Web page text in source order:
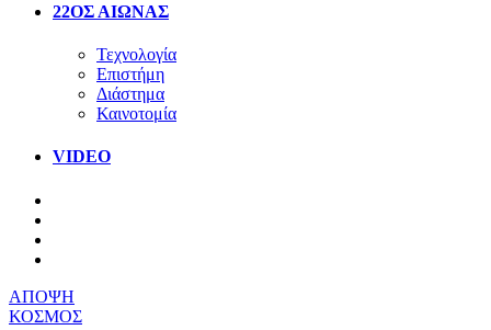
22ΟΣ ΑΙΩΝΑΣ
Τεχνολογία
Επιστήμη
Διάστημα
Καινοτομία
VIDEO
ΑΠΟΨΗ
ΚΟΣΜΟΣ